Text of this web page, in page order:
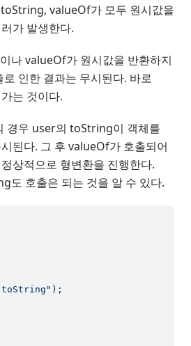
valueOf가 모두 원시값을
가 발생한다.
나 valueOf가 원시값을 반환하지
인한 결과는 무시된다. 바로
는 것이다.
경우 user의 toString이 객체를
된다. 그 후 valueOf가 호출되어
상적으로 형변환을 진행한다.
도 호출은 되는 것을 알 수 있다.
);